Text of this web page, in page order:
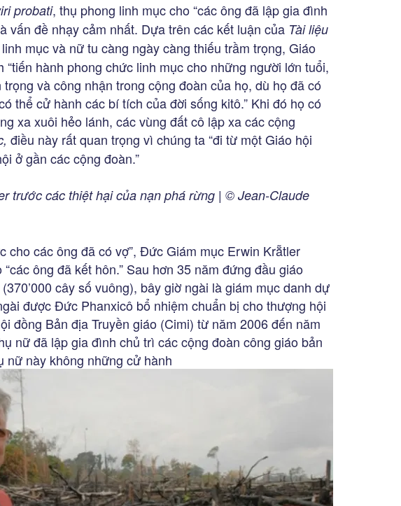
probati, thụ phong linh mục cho “các ông đã lập gia đình
vấn đề nhạy cảm nhất. Dựa trên các kết luận của Tài liệu
mục và nữ tu càng ngày càng thiếu trầm trọng, Giáo
hành phong chức linh mục cho những người lớn tuổi,
và công nhận trong cộng đoàn của họ, dù họ đã có
thể cử hành các bí tích của đời sống kitô.” Khi đó họ có
xa xuôi hẻo lánh, các vùng đất cô lập xa các cộng
điều này rất quan trọng vì chúng ta “đi từ một Giáo hội
ở gần các cộng đoàn.”
trước các thiệt hại của nạn phá rừng | © Jean-Claude
cho các ông đã có vợ”, Đức Giám mục Erwin Krẵtler
ông đã kết hôn.” Sau hơn 35 năm đứng đầu giáo
cây số vuông), bây giờ ngài là giám mục danh dự
được Đức Phanxicô bổ nhiệm chuẩn bị cho thượng hội
đồng Bản địa Truyền giáo (Cimi) từ năm 2006 đến năm
nữ đã lập gia đình chủ trì các cộng đoàn công giáo bản
nữ này không những cử hành